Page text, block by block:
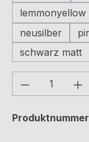
lemmonyellow
neusilber
schwarz matt
Produkt